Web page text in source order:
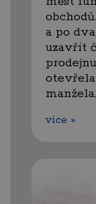
a po
uzavřít
více »